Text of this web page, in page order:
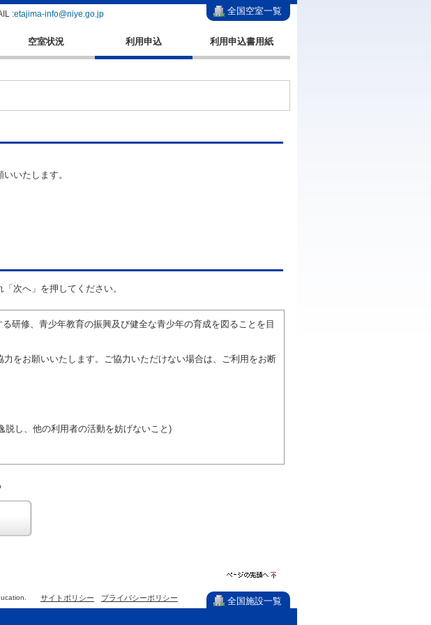
全国空室一覧
:etajima-info@niye.go.jp
空室状況 利用申込 利用申込書用紙
いたします。
次へ」を押してください。
研修、青少年教育の振興及び健全な青少年の育成を図ることを目
をお願いいたします。ご協力いただけない場合は、ご利用をお断
脱し、他の利用者の活動を妨げないこと)
した利用
た利用(団体が施設内及び施設を利用しながら他の利用者と、地
迷惑とならないようご協力ください。
頭へ
サイトポリシー プライバシーポリシー 全国施設一覧